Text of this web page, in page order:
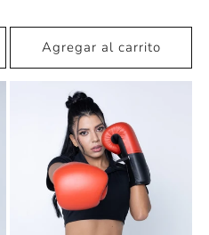
Agregar al carrito